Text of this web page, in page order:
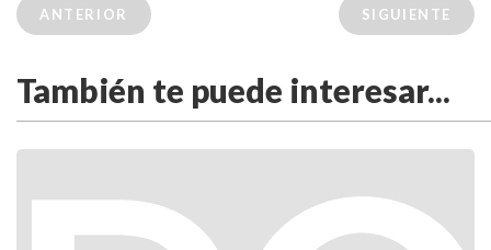
ANTERIOR SIGUIENTE
También te puede interesar...